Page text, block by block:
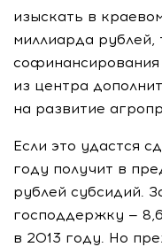
изыскать в
миллиарда рублей,
из центра
на развитие
Если это удастся
году получит в
рублей субсидий.
господдержку —
в 2013 году. Но